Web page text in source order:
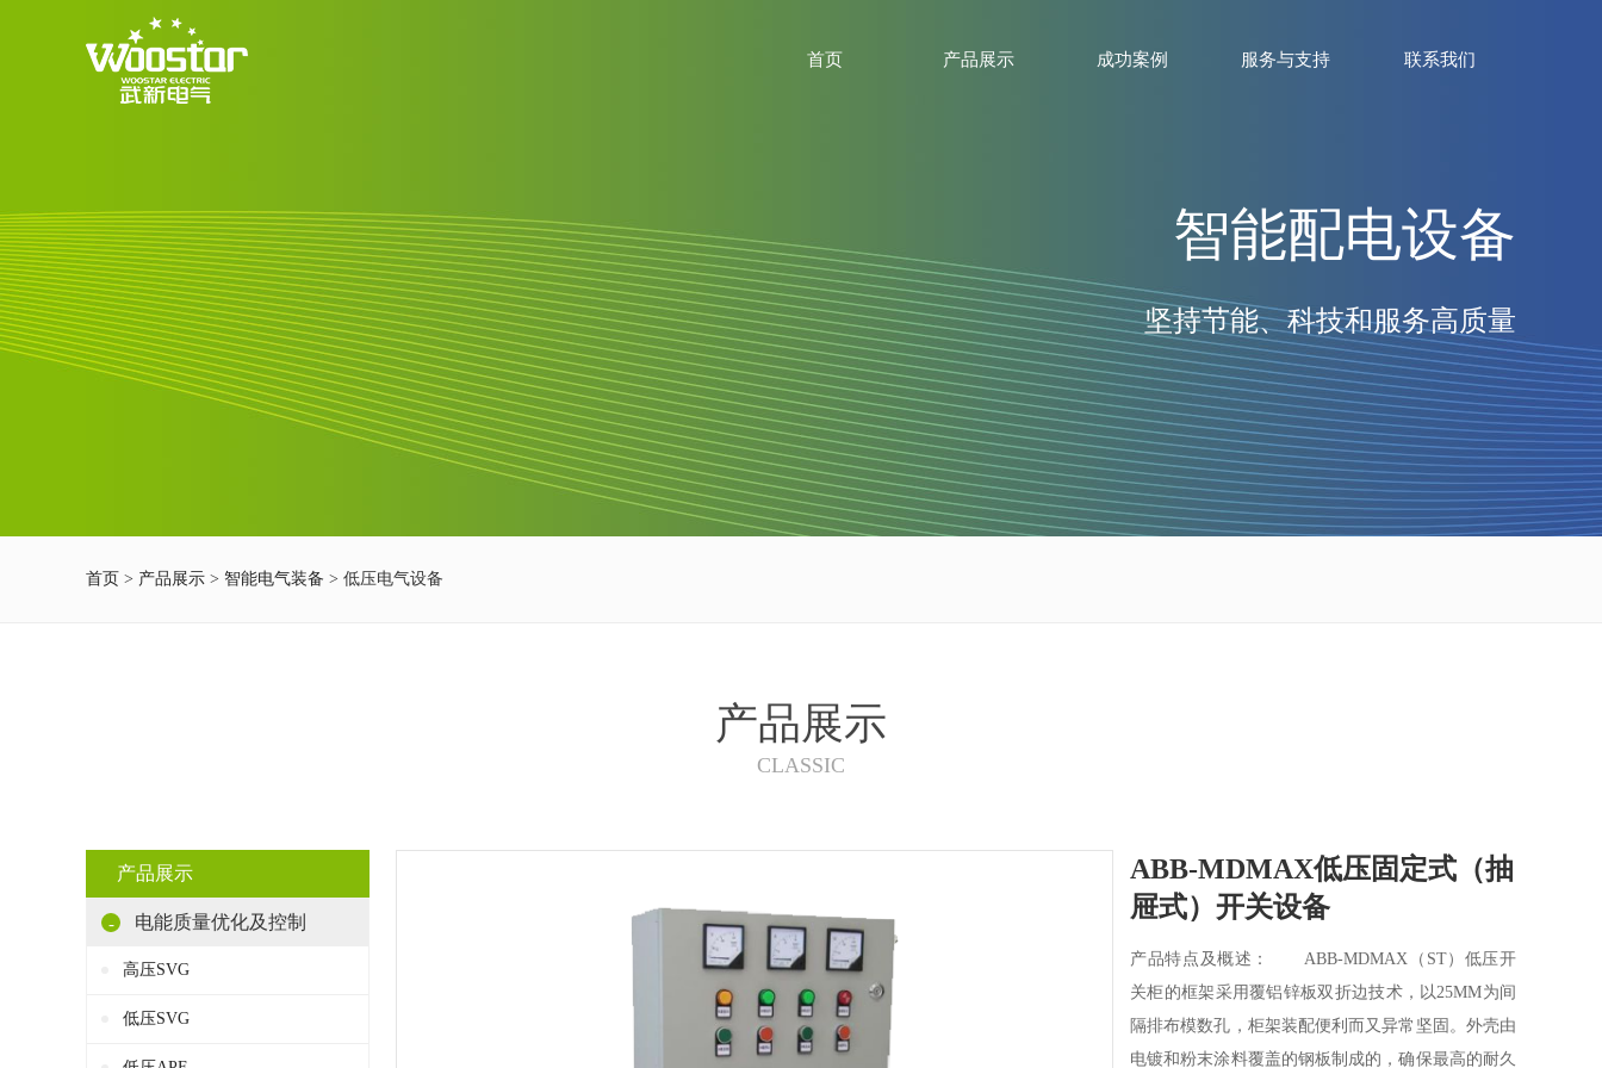
首页 产品展示 成功案例 服务与支持 联系我们
智能配电设备
坚持节能、科技和服务高质量
首页 > 产品展示 > 智能电气装备 > 低压电气设备
产品展示
CLASSIC
产品展示
- 电能质量优化及控制
高压SVG
低压SVG
ABB-MDMAX低压固定式（抽
屉式）开关设备
产品特点及概述： ABB-MDMAX（ST）低压开
关柜的框架采用覆铝锌板双折边技术，以25MM为间
隔排布模数孔，柜架装配便利而又异常坚固。外壳由
电镀和粉末涂料覆盖的钢板制成的，确保最高的耐久